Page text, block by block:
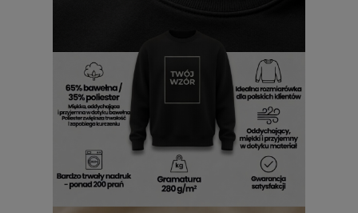
Bluzy z Roblox męskie z nadrukiem
Roblox męska z nadrukiem– idealna na każdą okazję.
Niezależnie od tego, czy odpoczywasz, grasz, czy
wychodzisz na miasto, ta
męska bluza w Roblox z
nadrukiemotula miękkością, jak ulubiona melodia z gry,
której nigdy nie chcesz wyłączyć. To połączenie
praktyczności i stylu, które sprawia, że nawet zwykły dzień
staje się przyjemniejszy. Bluzy Roblox męskie z
potrafią dodać lekkości każdej stylizacji – i to
bez wysiłku. Z nimi poranki stają się łatwiejsze, a wyjście z
domu bardziej stylowe. Ta bluza jest stworzona po to, byś
czuł się dobrze zarówno w realnym świecie, jak i w